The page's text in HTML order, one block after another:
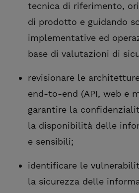
tecnica di riferimento,
di prodotto e guidando
implementative ed
base di valutazioni di
revisionare le
end-to-end (API, web e
garantire la
la disponibilità delle
e sensibili;
identificare le
la sicurezza delle